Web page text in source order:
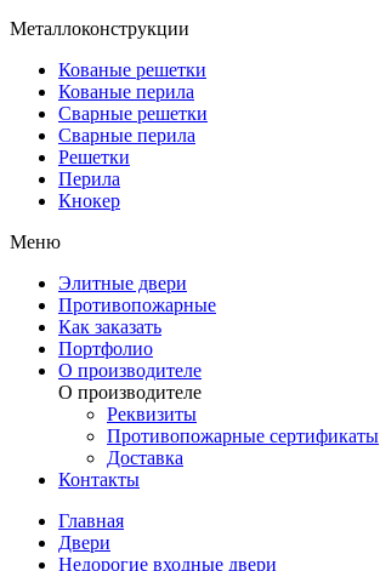
Металлоконструкции
Кованые решетки
Кованые перила
Сварные решетки
Сварные перила
Решетки
Перила
Кнокер
Меню
Элитные двери
Противопожарные
Как заказать
Портфолио
О производителе
О производителе
Реквизиты
Противопожарные сертификаты
Доставка
Контакты
Главная
Двери
Недорогие входные двери